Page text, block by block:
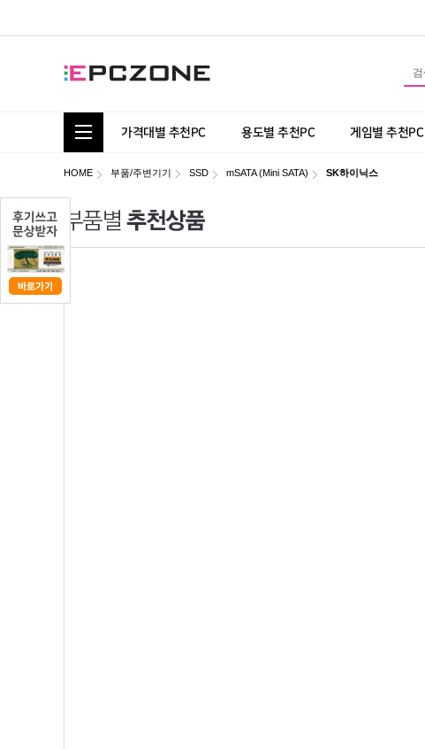
통합 카테고리 보기
가격대별 추천PC 용도별 추천PC 게임별 추천PC
HOME 부품/주변기기 SSD mSATA (Mini SATA) SK하이닉스